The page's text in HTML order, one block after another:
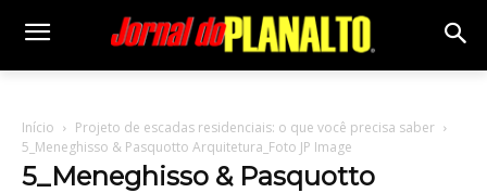
Início
Projeto de escadas residenciais: o que você precisa saber
5_Meneghisso & Pasquotto Arquitetura_Foto JP Image
5_Meneghisso & Pasquotto